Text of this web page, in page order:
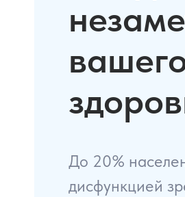
До 20%
дисфункцией